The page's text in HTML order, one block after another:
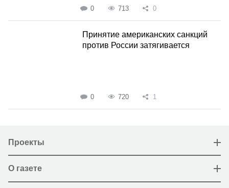
0 713 0
Принятие американских санкций
против России затягивается
0 720 1
Проекты
О газете